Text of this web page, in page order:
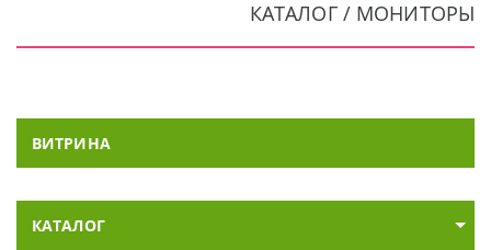
КАТАЛОГ / МОНИТОРЫ
ВИТРИНА
КАТАЛОГ